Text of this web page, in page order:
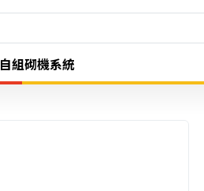
自組砌機系統